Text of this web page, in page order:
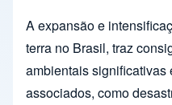
A expansão e
terra no Brasil, traz
ambientais significativas
associados, como